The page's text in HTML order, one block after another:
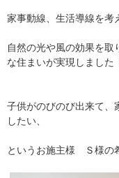
家事動線、生活導線を考
自然の光や風の効果を取
な住まいが実現しました
子供がのびのび出来て、
したい、
というお施主様 Ｓ様の